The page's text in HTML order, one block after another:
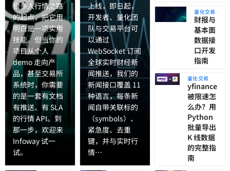
很多人行情之路
的起点，把它用
明白是一项实用
技能。但当你的
项目从个人
demo 走向产
品，甚至交易所
系统时，你需要
的是一套有文档
有推送、有 SLA
的行情 API。到
那一步，欢迎来
Infoway 试一
试。
上线，即日起，
开发者、量化团
队与交易平台可
以通过
WebSocket 订阅
全球实时财经新
闻推送，我们的
新闻接口覆盖 11
种语言，每条新
闻自带关联标的
（symbols）、
紧急度、去重
键，并与实时行
情…
量化交易
财报与
基本面
数据接
口开发
指南
量化交易
yfinance
被限速怎
么办？用
Python
批量导出
K 线数据
的完整指
南